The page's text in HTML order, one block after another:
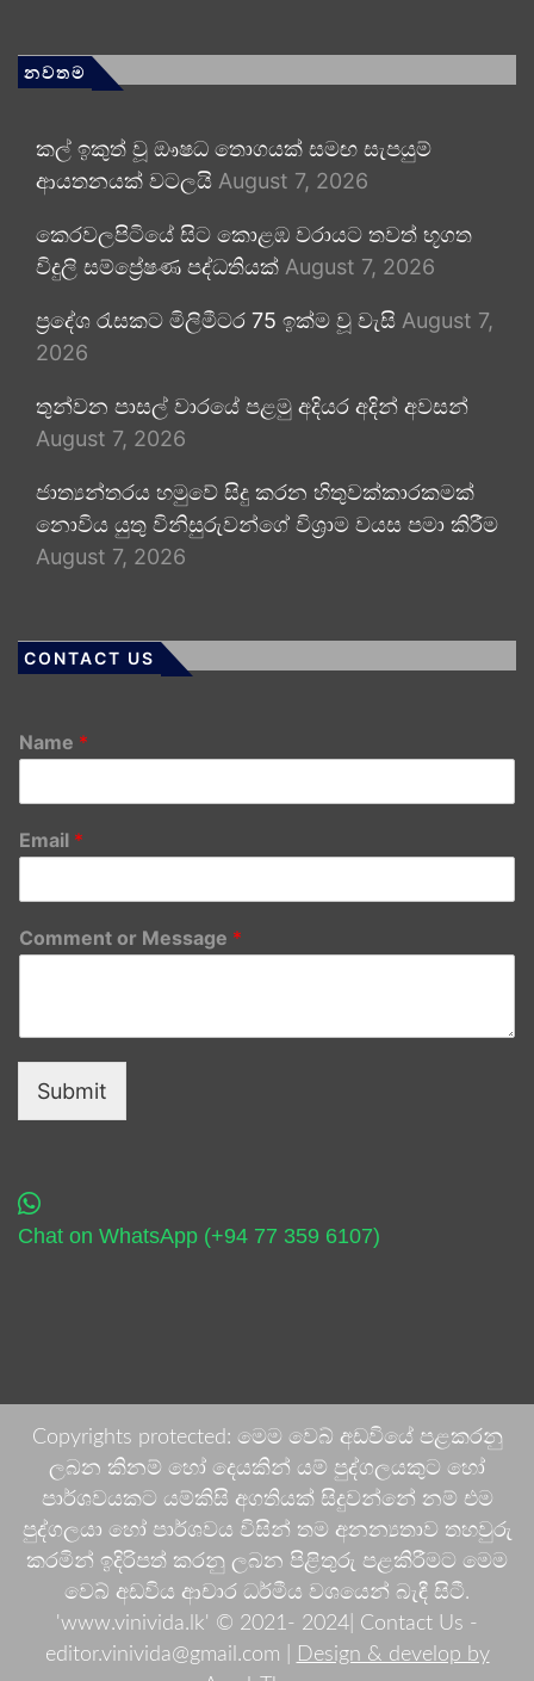
නවතම
කල් ඉකුත් වූ ඖෂධ තොගයක් සමඟ සැපයුම්
ආයතනයක් වටලයි August 7, 2026
කෙරවලපිටියේ සිට කොළඹ වරායට තවත් භූගත
විදුලි සම්ප්‍රේෂණ පද්ධතියක් August 7, 2026
ප්‍රදේශ රැසකට මිලිමීටර 75 ඉක්ම වූ වැසි August 7,
2026
තුන්වන පාසල් වාරයේ පළමු අදියර අදින් අවසන්
August 7, 2026
ජාත්‍යන්තරය හමුවේ සිදු කරන හිතුවක්කාරකමක්
නොවිය යුතු විනිසුරුවන්ගේ විශ්‍රාම වයස පමා කිරීම
August 7, 2026
CONTACT US
Name *
Email *
Comment or Message *
Submit
Chat on WhatsApp (+94 77 359 6107)
Copyrights protected: මෙම වෙබ් අඩවියේ පළකරනු
ලබන කිනම් හෝ දෙයකින් යම් පුද්ගලයකුට හෝ
පාර්ශවයකට යම්කිසි අගතියක් සිදුවන්නේ නම් එම
පුද්ගලයා හෝ පාර්ශවය විසින් තම අනන්‍යතාව තහවුරු
කරමින් ඉදිරිපත් කරනු ලබන පිළිතුරු පළකිරීමට මෙම
වෙබ් අඩවිය ආචාර ධර්මීය වශයෙන් බැඳී සිටී.
'www.vinivida.lk' © 2021- 2024| Contact Us -
editor.vinivida@gmail.com |
Design & develop by